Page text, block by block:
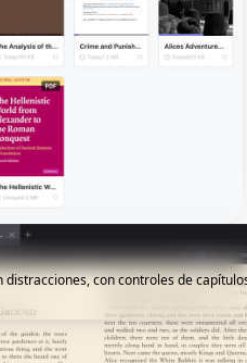
distracciones, con controles de